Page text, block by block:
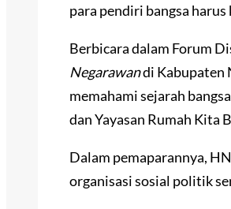
para pendiri bangsa
Berbicara dalam Forum
Negarawandi Kabupaten
memahami sejarah
dan Yayasan Rumah Kita
Dalam pemaparannya,
organisasi sosial politik